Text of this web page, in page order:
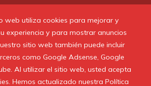
web utiliza cookies para mejorar y
experiencia y para mostrar anuncios
sitio web también puede incluir
como Google Adsense, Google
Al utilizar el sitio web, usted acepta
Hemos actualizado nuestra Política
los derechos reservados.